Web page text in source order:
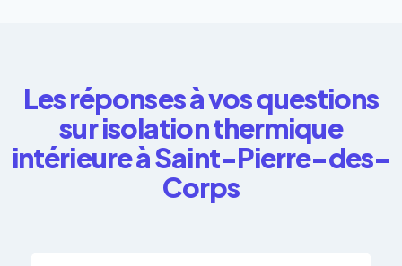
Les réponses à vos questions
sur isolation thermique
intérieure à Saint-Pierre-des-
Corps